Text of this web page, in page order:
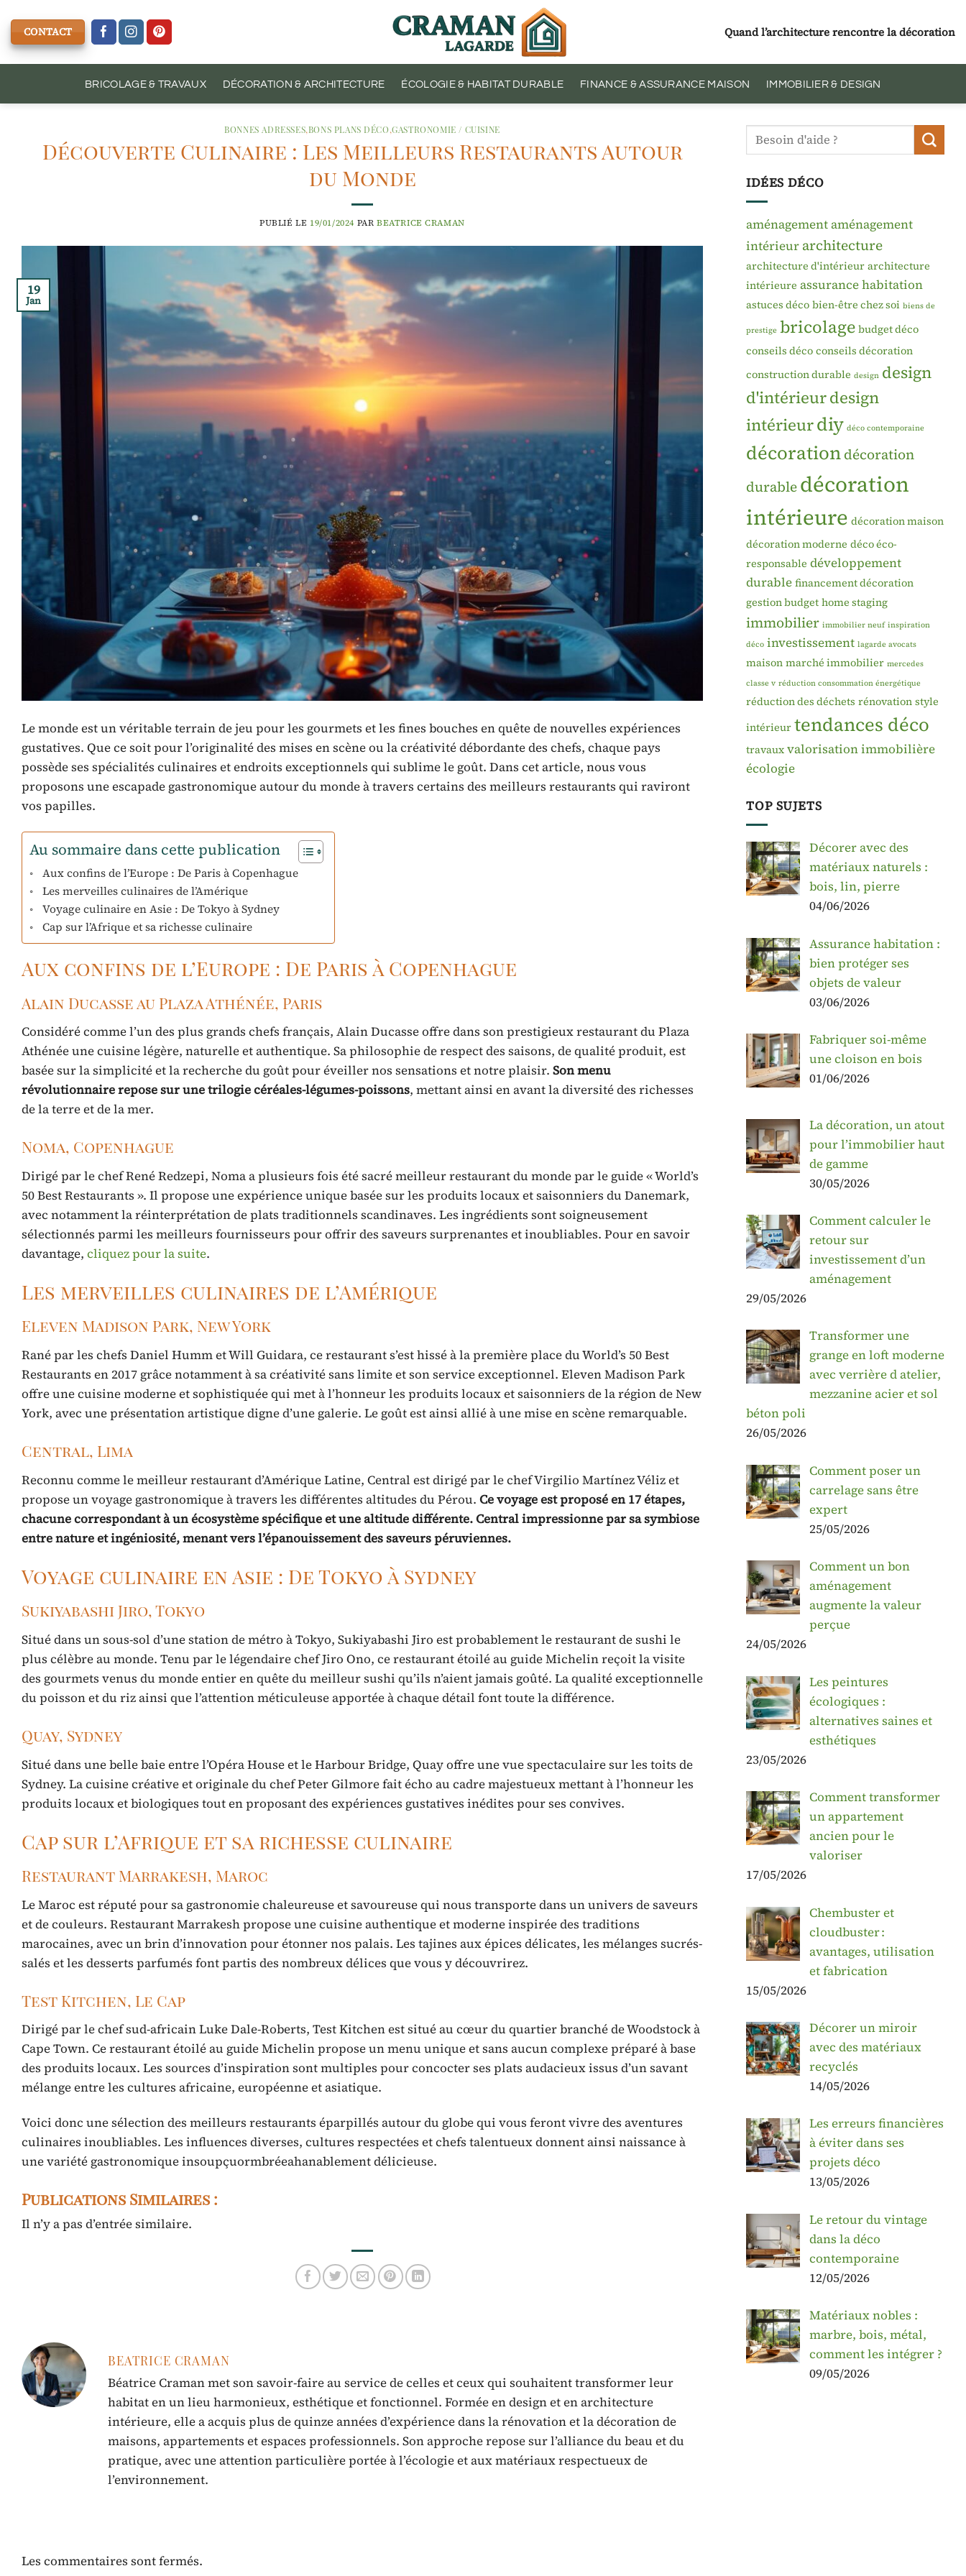
au
contenu
CONTACT Quand l’architecture rencontre la décoration
BRICOLAGE & TRAVAUX DÉCORATION & ARCHITECTURE ÉCOLOGIE & HABITAT DURABLE FINANCE & ASSURANCE MAISON IMMOBILIER & DESIGN
BONNES ADRESSES,BONS PLANS DÉCO,GASTRONOMIE / CUISINE
Découverte Culinaire : Les Meilleurs Restaurants Autour
du Monde
PUBLIÉ LE 19/01/2024 PAR BEATRICE CRAMAN
19
Jan
Le monde est un véritable terrain de jeu pour les gourmets et les fines bouches en quête de nouvelles expériences
gustatives. Que ce soit pour l’originalité des mises en scène ou la créativité débordante des chefs, chaque pays
possède ses spécialités culinaires et endroits exceptionnels qui sublime le goût. Dans cet article, nous vous
proposons une escapade gastronomique autour du monde à travers certains des meilleurs restaurants qui raviront
vos papilles.
Au sommaire dans cette publication
Aux confins de l’Europe : De Paris à Copenhague
Les merveilles culinaires de l’Amérique
Voyage culinaire en Asie : De Tokyo à Sydney
Cap sur l’Afrique et sa richesse culinaire
Aux confins de l’Europe : De Paris à Copenhague
Alain Ducasse au Plaza Athénée, Paris
Considéré comme l’un des plus grands chefs français, Alain Ducasse offre dans son prestigieux restaurant du Plaza
Athénée une cuisine légère, naturelle et authentique. Sa philosophie de respect des saisons, de qualité produit, est
basée sur la simplicité et la recherche du goût pour éveiller nos sensations et notre plaisir. Son menu
révolutionnaire repose sur une trilogie céréales-légumes-poissons, mettant ainsi en avant la diversité des richesses
de la terre et de la mer.
Noma, Copenhague
Dirigé par le chef René Redzepi, Noma a plusieurs fois été sacré meilleur restaurant du monde par le guide « World’s
50 Best Restaurants ». Il propose une expérience unique basée sur les produits locaux et saisonniers du Danemark,
avec notamment la réinterprétation de plats traditionnels scandinaves. Les ingrédients sont soigneusement
sélectionnés parmi les meilleurs fournisseurs pour offrir des saveurs surprenantes et inoubliables. Pour en savoir
davantage, cliquez pour la suite.
Les merveilles culinaires de l’Amérique
Eleven Madison Park, New York
Rané par les chefs Daniel Humm et Will Guidara, ce restaurant s’est hissé à la première place du World’s 50 Best
Restaurants en 2017 grâce notamment à sa créativité sans limite et son service exceptionnel. Eleven Madison Park
offre une cuisine moderne et sophistiquée qui met à l’honneur les produits locaux et saisonniers de la région de New
York, avec une présentation artistique digne d’une galerie. Le goût est ainsi allié à une mise en scène remarquable.
Central, Lima
Reconnu comme le meilleur restaurant d’Amérique Latine, Central est dirigé par le chef Virgilio Martínez Véliz et
propose un voyage gastronomique à travers les différentes altitudes du Pérou. Ce voyage est proposé en 17 étapes,
chacune correspondant à un écosystème spécifique et une altitude différente. Central impressionne par sa symbiose
entre nature et ingéniosité, menant vers l’épanouissement des saveurs péruviennes.
Voyage culinaire en Asie : De Tokyo à Sydney
Sukiyabashi Jiro, Tokyo
Situé dans un sous-sol d’une station de métro à Tokyo, Sukiyabashi Jiro est probablement le restaurant de sushi le
plus célèbre au monde. Tenu par le légendaire chef Jiro Ono, ce restaurant étoilé au guide Michelin reçoit la visite
des gourmets venus du monde entier en quête du meilleur sushi qu’ils n’aient jamais goûté. La qualité exceptionnelle
du poisson et du riz ainsi que l’attention méticuleuse apportée à chaque détail font toute la différence.
Quay, Sydney
Situé dans une belle baie entre l’Opéra House et le Harbour Bridge, Quay offre une vue spectaculaire sur les toits de
Sydney. La cuisine créative et originale du chef Peter Gilmore fait écho au cadre majestueux mettant à l’honneur les
produits locaux et biologiques tout en proposant des expériences gustatives inédites pour ses convives.
Cap sur l’Afrique et sa richesse culinaire
Restaurant Marrakesh, Maroc
Le Maroc est réputé pour sa gastronomie chaleureuse et savoureuse qui nous transporte dans un univers de saveurs
et de couleurs. Restaurant Marrakesh propose une cuisine authentique et moderne inspirée des traditions
marocaines, avec un brin d’innovation pour étonner nos palais. Les tajines aux épices délicates, les mélanges sucrés-
salés et les desserts parfumés font partis des nombreux délices que vous y découvrirez.
Test Kitchen, Le Cap
Dirigé par le chef sud-africain Luke Dale-Roberts, Test Kitchen est situé au cœur du quartier branché de Woodstock à
Cape Town. Ce restaurant étoilé au guide Michelin propose un menu unique et sans aucun complexe préparé à base
des produits locaux. Les sources d’inspiration sont multiples pour concocter ses plats audacieux issus d’un savant
mélange entre les cultures africaine, européenne et asiatique.
Voici donc une sélection des meilleurs restaurants éparpillés autour du globe qui vous feront vivre des aventures
culinaires inoubliables. Les influences diverses, cultures respectées et chefs talentueux donnent ainsi naissance à
une variété gastronomique insoupçuormbréeahanablement délicieuse.
Publications Similaires :
Il n’y a pas d’entrée similaire.
BEATRICE CRAMAN
Béatrice Craman met son savoir-faire au service de celles et ceux qui souhaitent transformer leur
habitat en un lieu harmonieux, esthétique et fonctionnel. Formée en design et en architecture
intérieure, elle a acquis plus de quinze années d’expérience dans la rénovation et la décoration de
maisons, appartements et espaces professionnels. Son approche repose sur l’alliance du beau et du
pratique, avec une attention particulière portée à l’écologie et aux matériaux respectueux de
l’environnement.
Les commentaires sont fermés.
IDÉES DÉCO
aménagementaménagement
intérieur architecture
architecture d'intérieur architecture
intérieure assurance habitation
astuces déco bien-être chez soi biens de
prestige bricolage budget déco
conseils déco conseils décoration
construction durable design design
d'intérieurdesign
intérieurdiy déco contemporaine
décorationdécoration
durabledécoration
intérieure décoration maison
décoration moderne déco éco-
responsable développement
durable financement décoration
gestion budget home staging
immobilier immobilier neuf inspiration
déco investissement lagarde avocats
maison marché immobilier mercedes
classe v réduction consommation énergétique
réduction des déchets rénovation style
intérieur tendances déco
travaux valorisation immobilière
écologie
TOP SUJETS
Décorer avec des
matériaux naturels :
bois, lin, pierre
04/06/2026
Assurance habitation :
bien protéger ses
objets de valeur
03/06/2026
Fabriquer soi-même
une cloison en bois
01/06/2026
La décoration, un atout
pour l’immobilier haut
de gamme
30/05/2026
Comment calculer le
retour sur
investissement d’un
aménagement
29/05/2026
Transformer une
grange en loft moderne
avec verrière d atelier,
mezzanine acier et sol
béton poli
26/05/2026
Comment poser un
carrelage sans être
expert
25/05/2026
Comment un bon
aménagement
augmente la valeur
perçue
24/05/2026
Les peintures
écologiques :
alternatives saines et
esthétiques
23/05/2026
Comment transformer
un appartement
ancien pour le
valoriser
17/05/2026
Chembuster et
cloudbuster :
avantages, utilisation
et fabrication
15/05/2026
Décorer un miroir
avec des matériaux
recyclés
14/05/2026
Les erreurs financières
à éviter dans ses
projets déco
13/05/2026
Le retour du vintage
dans la déco
contemporaine
12/05/2026
Matériaux nobles :
marbre, bois, métal,
comment les intégrer ?
09/05/2026